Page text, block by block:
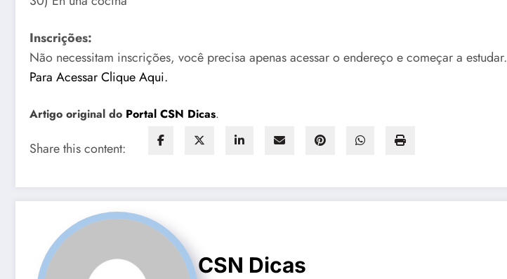
Inscrições:
Não necessitam inscrições, você precisa apenas acessar o endereço e começar a estudar.
Para Acessar Clique Aqui.
Artigo original do Portal CSN Dicas.
Share this content:
CSN Dicas